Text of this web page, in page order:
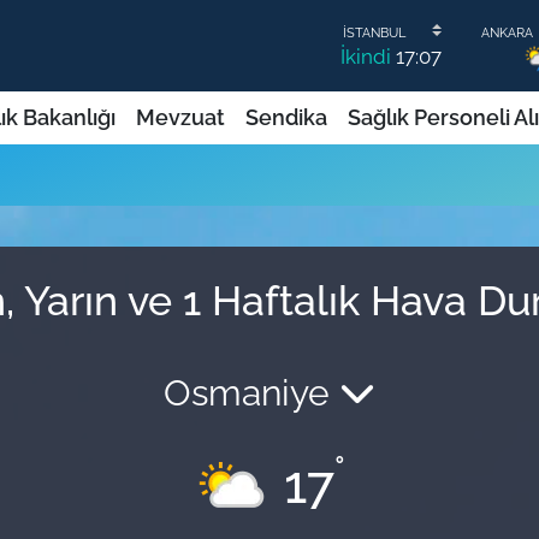
İkindi 17:07
Bakanlığı Mevzuat Sendika Sağlık Personeli
Yarın ve 1 Haftalık Hava
Osmaniye
17°